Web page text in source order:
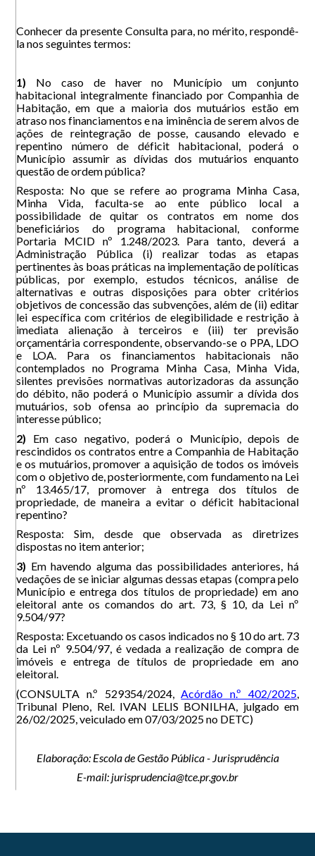
Conhecer da presente Consulta para, no mérito, respondê-
la nos seguintes termos:
1) No caso de haver no Município um conjunto
habitacional integralmente financiado por Companhia de
Habitação, em que a maioria dos mutuários estão em
atraso nos financiamentos e na iminência de serem alvos de
ações de reintegração de posse, causando elevado e
repentino número de déficit habitacional, poderá o
Município assumir as dívidas dos mutuários enquanto
questão de ordem pública?
Resposta: No que se refere ao programa Minha Casa,
Minha Vida, faculta-se ao ente público local a
possibilidade de quitar os contratos em nome dos
beneficiários do programa habitacional, conforme
Portaria MCID nº 1.248/2023. Para tanto, deverá a
Administração Pública (i) realizar todas as etapas
pertinentes às boas práticas na implementação de políticas
públicas, por exemplo, estudos técnicos, análise de
alternativas e outras disposições para obter critérios
objetivos de concessão das subvenções, além de (ii) editar
lei específica com critérios de elegibilidade e restrição à
imediata alienação à terceiros e (iii) ter previsão
orçamentária correspondente, observando-se o PPA, LDO
e LOA. Para os financiamentos habitacionais não
contemplados no Programa Minha Casa, Minha Vida,
silentes previsões normativas autorizadoras da assunção
do débito, não poderá o Município assumir a dívida dos
mutuários, sob ofensa ao princípio da supremacia do
interesse público;
2) Em caso negativo, poderá o Município, depois de
rescindidos os contratos entre a Companhia de Habitação
e os mutuários, promover a aquisição de todos os imóveis
com o objetivo de, posteriormente, com fundamento na Lei
nº 13.465/17, promover à entrega dos títulos de
propriedade, de maneira a evitar o déficit habitacional
repentino?
Resposta: Sim, desde que observada as diretrizes
dispostas no item anterior;
3) Em havendo alguma das possibilidades anteriores, há
vedações de se iniciar algumas dessas etapas (compra pelo
Município e entrega dos títulos de propriedade) em ano
eleitoral ante os comandos do art. 73, § 10, da Lei nº
9.504/97?
Resposta: Excetuando os casos indicados no § 10 do art. 73
da Lei nº 9.504/97, é vedada a realização de compra de
imóveis e entrega de títulos de propriedade em ano
eleitoral.
(CONSULTA n.º 529354/2024, Acórdão n.º 402/2025
Tribunal Pleno, Rel. IVAN LELIS BONILHA, julgado em
26/02/2025, veiculado em 07/03/2025 no DETC)
Elaboração: Escola de Gestão Pública - Jurisprudência
E-mail: jurisprudencia@tce.pr.gov.br